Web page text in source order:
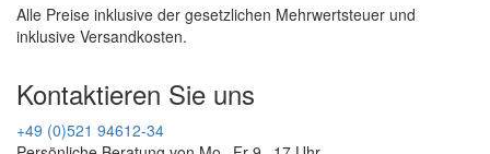
Alle Preise inklusive der gesetzlichen Mehrwertsteuer und
inklusive Versandkosten.
Kontaktieren Sie uns
+49 (0)521 94612-34